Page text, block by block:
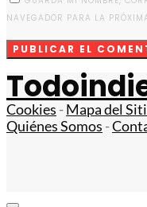
NAVEGADOR PARA LA
Cookies -Mapa del
Quiénes Somos -